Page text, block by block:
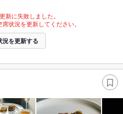
新に失敗しました。
状況を更新してください。
況を更新する